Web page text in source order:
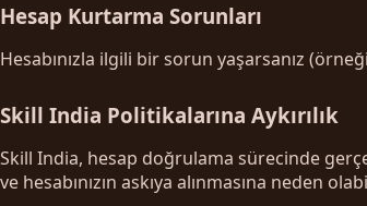
Hesap Kurtarma Sorunları
Hesabınızla ilgili bir sorun yaşarsanız
Skill India Politikalarına Aykırılık
Skill India, hesap doğrulama sürecinde
ve hesabınızın askıya alınmasına neden